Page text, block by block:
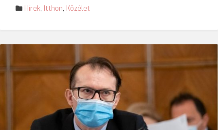
Hírek, Itthon, Közélet